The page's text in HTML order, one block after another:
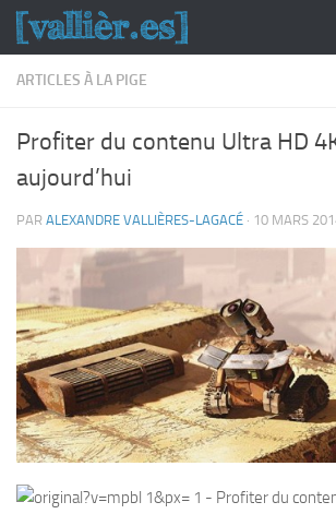
Skip to content
ARTICLES À LA PIGE
Profiter du contenu Ultra HD
aujourd’hui
PAR ALEXANDRE VALLIÈRES-LAGACÉ · 10 MARS